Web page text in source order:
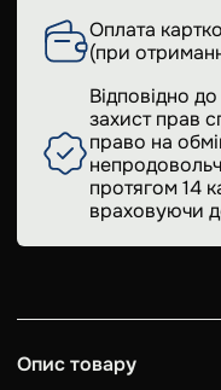
Оплата
(при
Відповідно
захист прав
право на
протягом 14
враховуючи
Опис товару